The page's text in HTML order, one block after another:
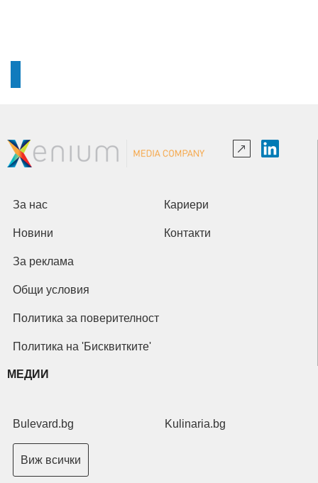
За нас Кариери
Новини Контакти
За реклама
Общи условия
Политика за поверителност
Политика на 'Бисквитките'
МЕДИИ
Bulevard.bg Kulinaria.bg
Виж всички